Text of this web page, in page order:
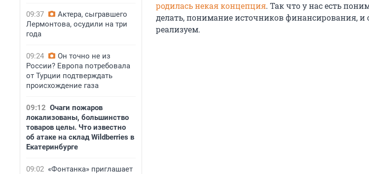
09:37
Актера, сыгравшего
Лермонтова, осудили на три
года
09:24
Он точно не из
России? Европа потребовала
от Турции подтверждать
происхождение газа
09:12 Очаги пожаров
локализованы, большинство
товаров целы. Что известно
об атаке на склад Wildberries в
Екатеринбурге
09:02 «Фонтанка» приглашает
родилась некая концепция. Так что у нас есть
делать, понимание источников финансирования, и
реализуем.